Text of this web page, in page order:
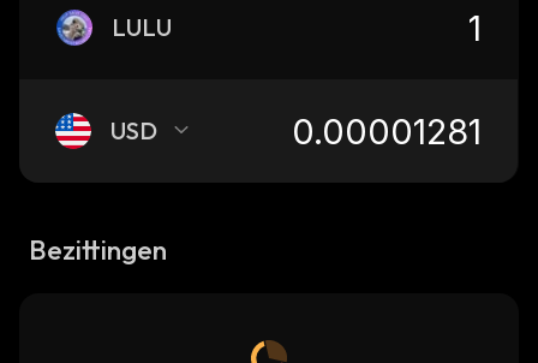
LULU
USD
Bezittingen